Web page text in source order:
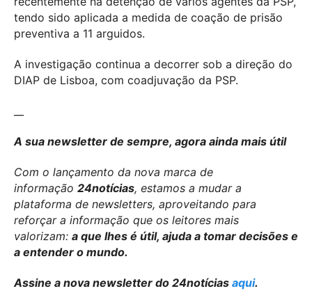
tendo sido aplicada a medida de coação de prisão
preventiva a 11 arguidos.
A investigação continua a decorrer sob a direção do
DIAP de Lisboa, com coadjuvação da PSP.
A sua newsletter de sempre, agora ainda mais útil
Com o lançamento da nova marca de
informação 24notícias, estamos a mudar a
plataforma de newsletters, aproveitando para
reforçar a informação que os leitores mais
valorizam: a que lhes é útil, ajuda a tomar decisões e
a entender o mundo.
Assine a nova newsletter do 24notícias aqui.